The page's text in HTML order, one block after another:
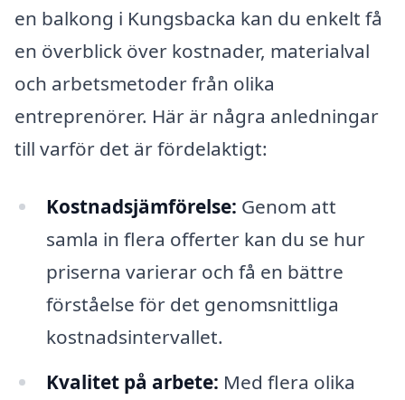
en balkong i Kungsbacka kan du enkelt få
en överblick över kostnader, materialval
och arbetsmetoder från olika
entreprenörer. Här är några anledningar
till varför det är fördelaktigt:
Kostnadsjämförelse: Genom att
samla in flera offerter kan du se hur
priserna varierar och få en bättre
förståelse för det genomsnittliga
kostnadsintervallet.
Kvalitet på arbete: Med flera olika